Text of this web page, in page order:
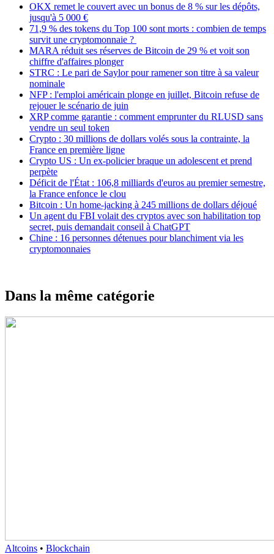
OKX remet le couvert avec un bonus de 8 % sur les dépôts,
jusqu'à 5 000 €
71,9 % des tokens du Top 100 sont morts : combien de temps
survit une cryptomonnaie ?
MARA réduit ses réserves de Bitcoin de 29 % et voit son
chiffre d'affaires plonger
STRC : Le pari de Saylor pour ramener son titre à sa valeur
nominale
NFP : l'emploi américain plonge en juillet, Bitcoin refuse de
rejouer le scénario de juin
XRP comme garantie : comment emprunter du RLUSD sans
vendre un seul token
Crypto : 30 millions de dollars volés sous la contrainte, la
France en première ligne
Crypto US : Un ex-policier braque un adolescent et prend
perpète
Déficit de l'État : 106,8 milliards d'euros au premier semestre,
la France enfonce le clou
Bitcoin : Un home-jacking à 245 millions de dollars déjoué
Un agent du FBI volait des cryptos avec son habilitation top
secret, puis demandait conseil à ChatGPT
Chine : 16 personnes détenues pour blanchiment via les
cryptomonnaies
Dans la même catégorie
Altcoins • Blockchain